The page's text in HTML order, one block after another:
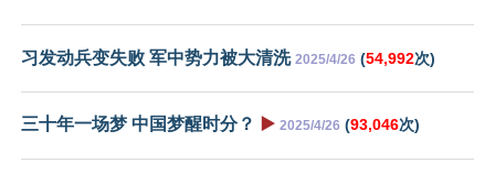
习发动兵变失败 军中势力被大清洗 2025/4/26 (54,992次)
三十年一场梦 中国梦醒时分？ ▶️ 2025/4/26 (93,046次)